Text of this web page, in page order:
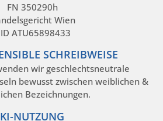
FN 350290h
Wien
ATU65898433
SCHREIBWEISE
wir geschlechtsneutrale
bewusst zwischen weiblichen &
Bezeichnungen.
KI-NUTZUNG